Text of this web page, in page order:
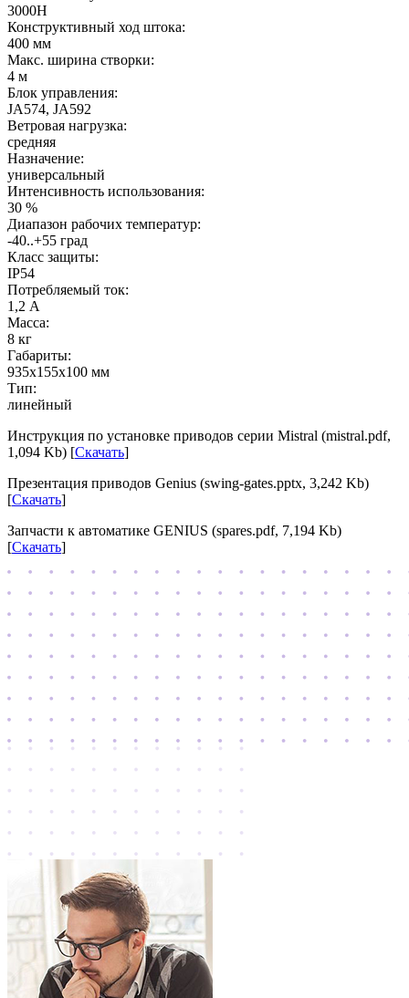
3000H
Конструктивный ход штока:
400 мм
Макс. ширина створки:
4 м
Блок управления:
JA574, JA592
Ветровая нагрузка:
средняя
Назначение:
универсальный
Интенсивность использования:
30 %
Диапазон рабочих температур:
-40..+55 град
Класс защиты:
IP54
Потребляемый ток:
1,2 А
Масса:
8 кг
Габариты:
935x155x100 мм
Тип:
линейный
Инструкция по установке приводов серии Mistral (mistral.pdf,
1,094 Kb) [Скачать]
Презентация приводов Genius (swing-gates.pptx, 3,242 Kb)
[Скачать]
Запчасти к автоматике GENIUS (spares.pdf, 7,194 Kb)
[Скачать]